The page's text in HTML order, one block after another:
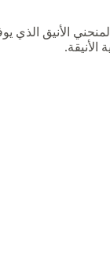
الأنيق
الأنيقة.